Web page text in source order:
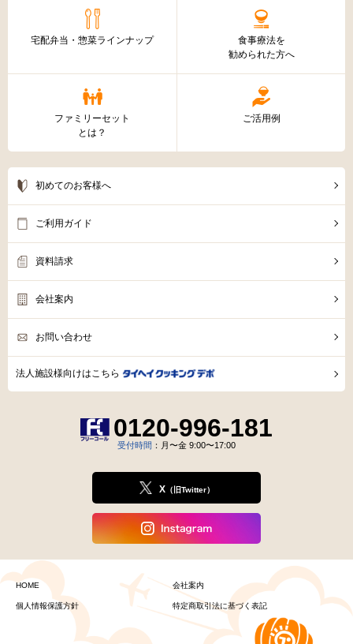
宅配弁当・惣菜ラインナップ
食事療法を
勧められた方へ
ファミリーセット
とは？
ご活用例
初めてのお客様へ
ご利用ガイド
資料請求
会社案内
お問い合わせ
法人施設様向けはこちら
0120-996-181
受付時間 ：月〜金 9:00〜17:00
X（旧Twitter）
HOME 会社案内
個人情報保護方針 特定商取引法に基づく表記